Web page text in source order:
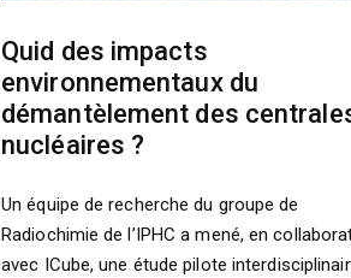
Quid des impacts
environnementaux du
démantèlement des
nucléaires ?
Un équipe de recherche du groupe de
Radiochimie de l’IPHC a mené, en
avec ICube, une étude pilote